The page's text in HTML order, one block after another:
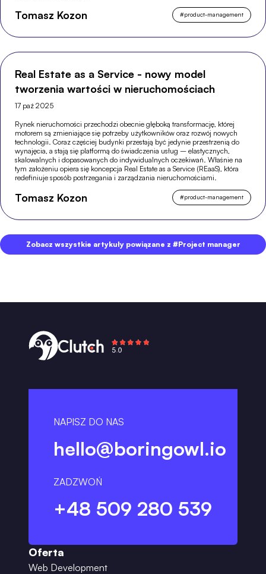
Tomasz Kozon #product-management
Real Estate as a Service - nowy model
tworzenia wartości w nieruchomościach
17 paź 2025
Rynek nieruchomości przechodzi obecnie głęboką transformację, której
motorem są zmieniające się potrzeby użytkowników oraz rozwój nowych
technologii. Coraz częściej budynki przestają być jedynie przestrzenią do
wynajęcia, a stają się platformą do świadczenia usług – elastycznych,
skalowalnych i dopasowanych do indywidualnych oczekiwań. Właśnie na
tym założeniu opiera się koncepcja Real Estate as a Service (REaaS), która
redefiniuje sposób postrzegania i zarządzania nieruchomościami.
Tomasz Kozon #product-management
Zobacz wszystkie artykuły powiązane z #Project manager
NAPISZ DO NAS
hello@boringowl.io
ZADZWOŃ
+48 509 280 539
Oferta
Web Development